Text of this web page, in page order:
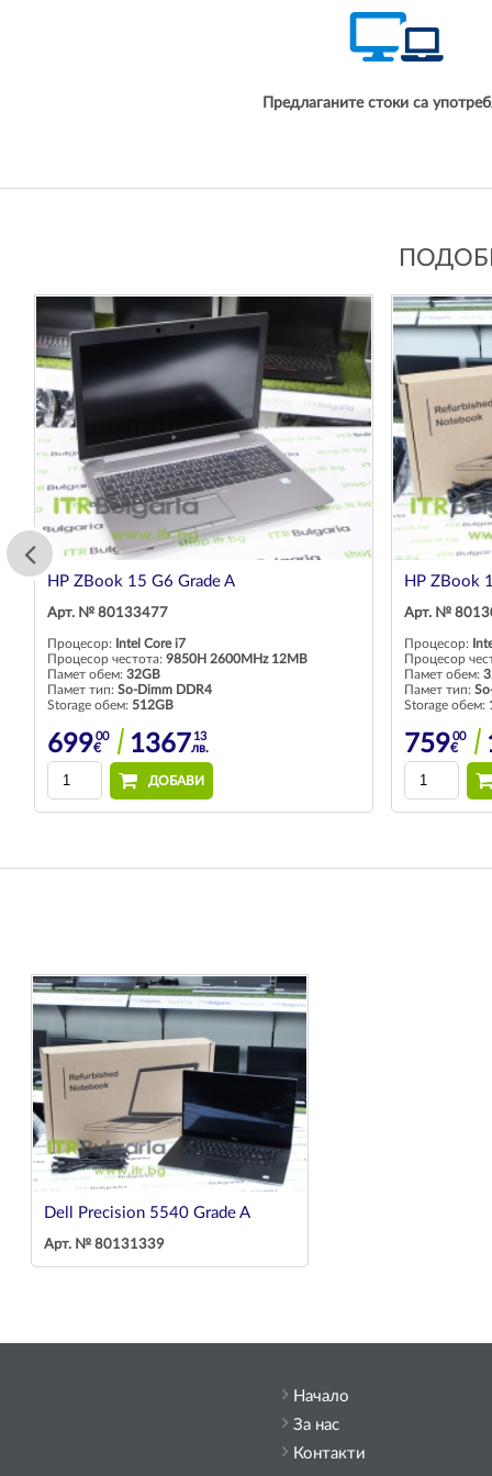
Предлаганите стоки са
HP ZBook 15 G6 Grade A
Арт. № 80133477
Процесор: Intel Core i7
Процесор честота: 9850H 2600MHz 12MB
Памет обем: 32GB
Памет тип: So-Dimm DDR4
Storage обем: 512GB
69900
€ 136713
лв.
ДОБАВИ
HP ZBook
Арт. №
Процесор:
Процесор
Памет обем:
Памет тип:
Storage обем:
75900
€
Dell Precision 5540 Grade A
Арт. № 80131339
Начало
За нас
Контакти